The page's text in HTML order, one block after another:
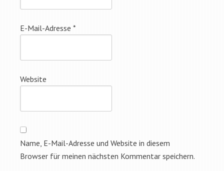
E-Mail-Adresse *
Website
Name, E-Mail-Adresse und Website in diesem
Browser für meinen nächsten Kommentar speichern.